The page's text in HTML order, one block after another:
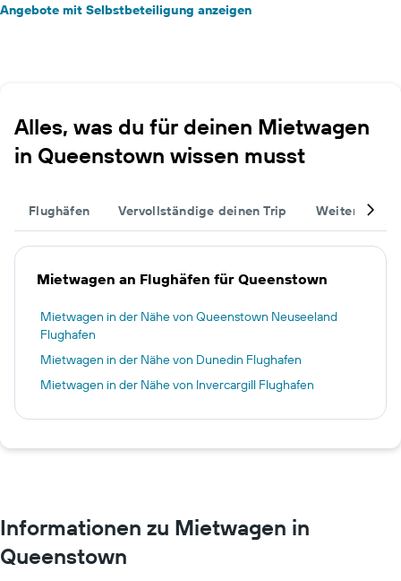
Angebote mit Selbstbeteiligung anzeigen
Alles, was du für deinen Mietwagen
in Queenstown wissen musst
Flughäfen Vervollständige deinen Trip Weitere
Mietwagen an Flughäfen für Queenstown
Mietwagen in der Nähe von Queenstown Neuseeland
Flughafen
Mietwagen in der Nähe von Dunedin Flughafen
Mietwagen in der Nähe von Invercargill Flughafen
Informationen zu Mietwagen in
Queenstown